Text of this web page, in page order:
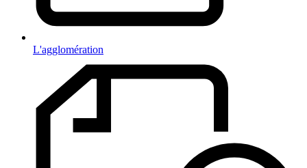
L'agglomération